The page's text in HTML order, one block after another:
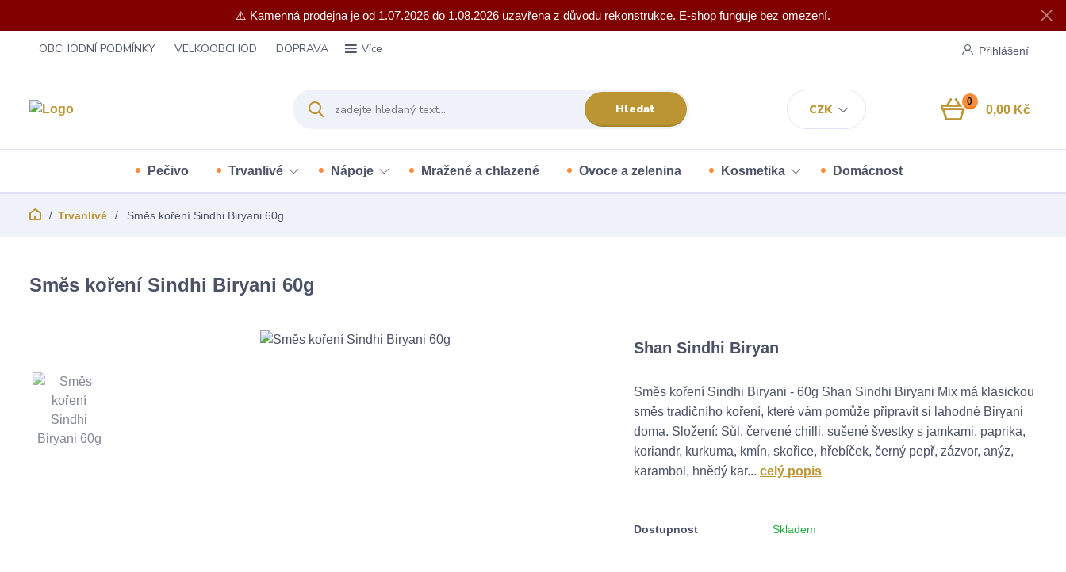
⚠️ Kamenná prodejna je od 1.07.2026 do 1.08.2026 uzavřena z důvodu rekonstrukce. E-shop funguje bez omezení.
OBCHODNÍ PODMÍNKY VELKOOBCHOD DOPRAVA Více
CZK
Přihlášení
Hledat 0
0,00 Kč
Pečivo Trvanlivé Nápoje Mražené a chlazené Ovoce a zelenina Kosmetika Domácnost
Trvanlivé Směs koření Sindhi Biryani 60g
Směs koření Sindhi Biryani 60g
Shan Sindhi Biryan
Směs koření Sindhi Biryani - 60g Shan Sindhi Biryani Mix má klasickou
směs tradičního koření, které vám pomůže připravit si lahodné Biryani
doma. Složení: Sůl, červené chilli, sušené švestky s jamkami, paprika,
koriandr, kurkuma, kmín, skořice, hřebíček, černý pepř, zázvor, anýz,
karambol, hnědý kar... celý popis
Dostupnost Skladem